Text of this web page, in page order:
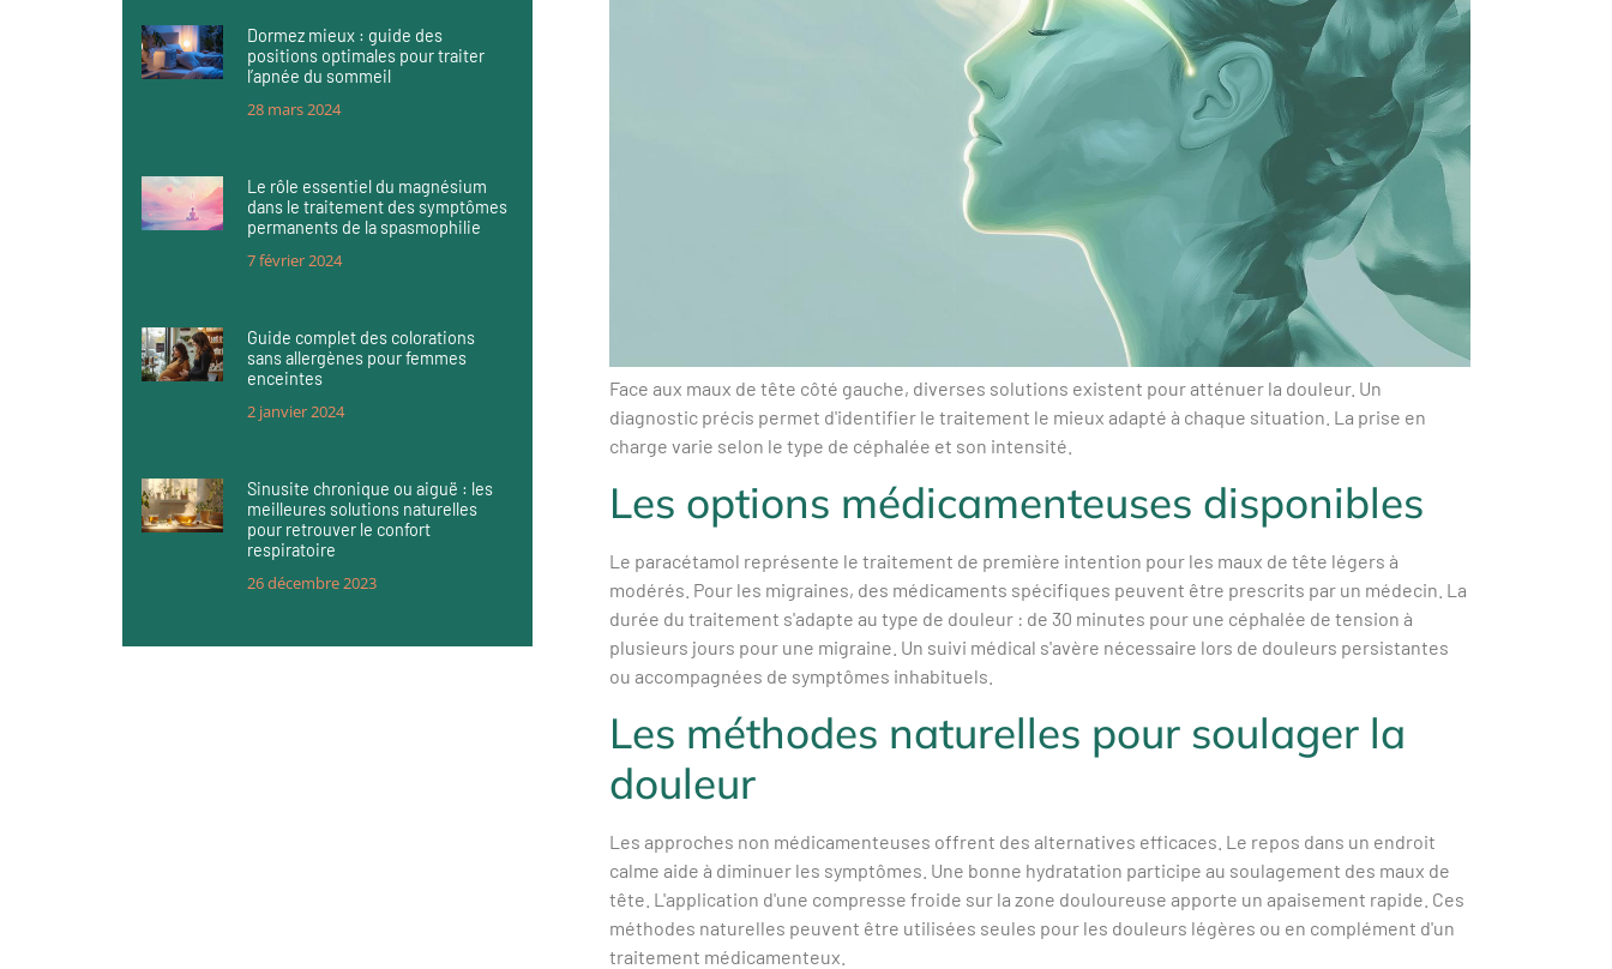
Face aux maux de tête côté gauche, diverses solutions existent pour atténuer la douleur. Un
diagnostic précis permet d'identifier le traitement le mieux adapté à chaque situation. La prise en
charge varie selon le type de céphalée et son intensité.
Les options médicamenteuses disponibles
Le paracétamol représente le traitement de première intention pour les maux de tête légers à
modérés. Pour les migraines, des médicaments spécifiques peuvent être prescrits par un médecin. La
durée du traitement s'adapte au type de douleur : de 30 minutes pour une céphalée de tension à
plusieurs jours pour une migraine. Un suivi médical s'avère nécessaire lors de douleurs persistantes
ou accompagnées de symptômes inhabituels.
Les méthodes naturelles pour soulager la
douleur
Les approches non médicamenteuses offrent des alternatives efficaces. Le repos dans un endroit
calme aide à diminuer les symptômes. Une bonne hydratation participe au soulagement des maux de
tête. L'application d'une compresse froide sur la zone douloureuse apporte un apaisement rapide. Ces
méthodes naturelles peuvent être utilisées seules pour les douleurs légères ou en complément d'un
traitement médicamenteux.
Dormez mieux : guide des
positions optimales pour traiter
l’apnée du sommeil
28 mars 2024
Le rôle essentiel du magnésium
dans le traitement des symptômes
permanents de la spasmophilie
7 février 2024
Guide complet des colorations
sans allergènes pour femmes
enceintes
2 janvier 2024
Sinusite chronique ou aiguë : les
meilleures solutions naturelles
pour retrouver le confort
respiratoire
26 décembre 2023